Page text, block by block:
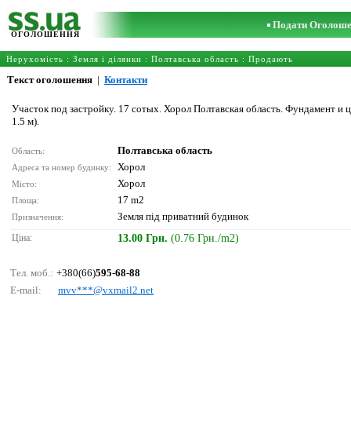
ОГОЛОШЕННЯ
Подати
Нерухомість : Земля і ділянки : Полтавська область : Продають
Текст оголошення | Контакти
Участок под застройку. 17 сотых. Хорол Полтавская область. Фундамент
1.5 м).
Область: Полтавська область
Адреса та номер будинку: Хорол
Місто: Хорол
Площа: 17 m2
Призначення: Земля під приватний будинок
Ціна: 13.00 Грн. (0.76 Грн./m2)
Тел. моб.: +380(66)595-68-88
E-mail:
mvv***@vхmаil2.nеt